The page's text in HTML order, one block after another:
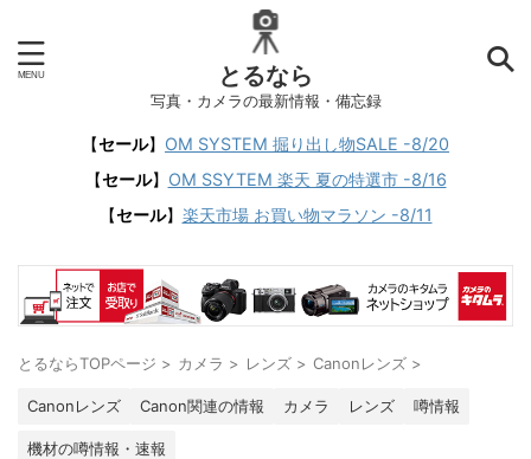
とるなら
写真・カメラの最新情報・備忘録
【セール】 OM SYSTEM 掘り出し物SALE -8/20
【セール】 OM SSYTEM 楽天 夏の特選市 -8/16
【セール】 楽天市場 お買い物マラソン -8/11
とるならTOPページ > カメラ > レンズ > Canonレンズ >
Canonレンズ Canon関連の情報 カメラ レンズ 噂情報
機材の噂情報・速報